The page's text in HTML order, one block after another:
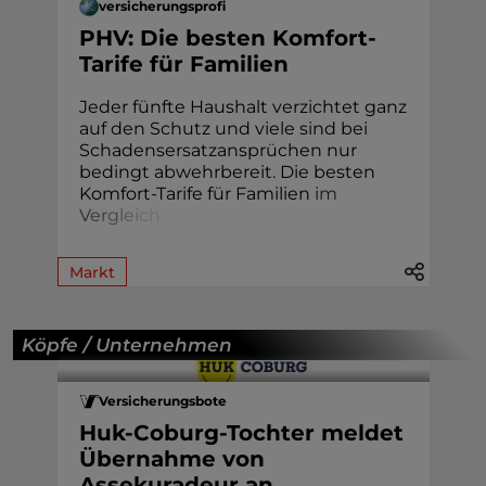
versicherungsprofi
PHV: Die besten Komfort-
Tarife für Familien
Jeder fünfte Haushalt verzichtet ganz
auf den Schutz und viele sind bei
Schadensersatzansprüchen nur
bedingt abwehrbereit. Die besten
Komfort-Tarife für Familien im
Verg leic
Markt
Köpfe / Unternehmen
Versicherungsbote
Huk-Coburg-Tochter meldet
Übernahme von